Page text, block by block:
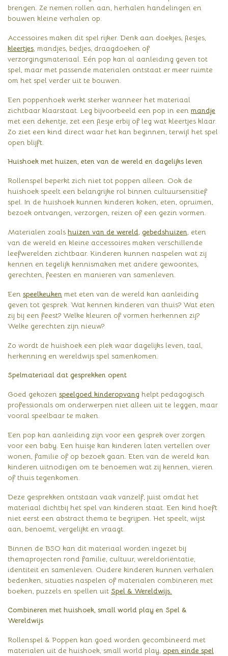
brengen. Ze nemen rollen aan, herhalen handelingen en
bouwen kleine verhalen op.
Accessoires maken dit spel rijker. Denk aan doekjes, flesjes,
kleertjes, mandjes, bedjes, draagdoeken of
verzorgingsmateriaal. Eén pop kan al aanleiding geven tot
spel, maar met passende materialen ontstaat er meer ruimte
om het spel verder uit te bouwen.
Een poppenhoek werkt sterker wanneer het materiaal
zichtbaar klaarstaat. Leg bijvoorbeeld een pop in een mandje
met een dekentje, zet een flesje erbij of leg wat kleertjes klaar.
Zo ziet een kind direct waar het kan beginnen, terwijl het spel
open blijft.
Huishoek met huizen, eten van de wereld en dagelijks leven
Rollenspel beperkt zich niet tot poppen alleen. Ook de
huishoek speelt een belangrijke rol binnen cultuursensitief
spel. In de huishoek kunnen kinderen koken, eten, opruimen,
bezoek ontvangen, verzorgen, reizen of een gezin vormen.
Materialen zoals huizen van de wereld, gebedshuizen, eten
van de wereld en kleine accessoires maken verschillende
leefwerelden zichtbaar. Kinderen kunnen naspelen wat zij
kennen en tegelijk kennismaken met andere gewoontes,
gerechten, feesten en manieren van samenleven.
Een speelkeuken met eten van de wereld kan aanleiding
geven tot gesprek. Wat kennen kinderen van thuis? Wat eten
zij bij een feest? Welke kleuren of vormen herkennen zij?
Welke gerechten zijn nieuw?
Zo wordt de huishoek een plek waar dagelijks leven, taal,
herkenning en wereldwijs spel samenkomen.
Spelmateriaal dat gesprekken opent
Goed gekozen speelgoed kinderopvang helpt pedagogisch
professionals om onderwerpen niet alleen uit te leggen, maar
vooral speelbaar te maken.
Een pop kan aanleiding zijn voor een gesprek over zorgen
voor een baby. Een huisje kan kinderen laten vertellen over
wonen, familie of op bezoek gaan. Eten van de wereld kan
kinderen uitnodigen om te benoemen wat zij kennen, vieren
of thuis tegenkomen.
Deze gesprekken ontstaan vaak vanzelf, juist omdat het
materiaal dichtbij het spel van kinderen staat. Een kind hoeft
niet eerst een abstract thema te begrijpen. Het speelt, wijst
aan, benoemt, vergelijkt en vraagt.
Binnen de BSO kan dit materiaal worden ingezet bij
themaprojecten rond familie, cultuur, wereldoriëntatie,
identiteit en samenleven. Oudere kinderen kunnen verhalen
bedenken, situaties naspelen of materialen combineren met
boeken, puzzels en spellen uit Spel & Wereldwijs.
Combineren met huishoek, small world play en Spel &
Wereldwijs
Rollenspel & Poppen kan goed worden gecombineerd met
materialen uit de huishoek, small world play, open einde spel